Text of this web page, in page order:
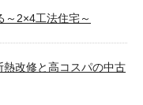
～2×4工法住宅～
改修と高コスパの中古